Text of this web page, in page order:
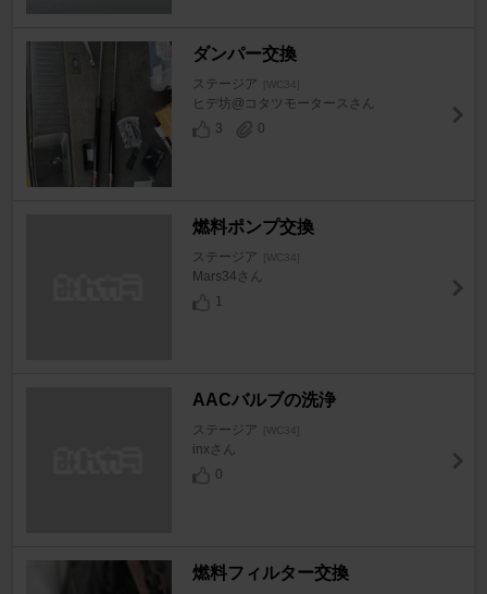
ダンパー交換
ステージア [WC34]
ヒデ坊@コタツモータースさん
3
0
燃料ポンプ交換
ステージア [WC34]
Mars34さん
1
AACバルブの洗浄
ステージア [WC34]
inxさん
0
燃料フィルター交換